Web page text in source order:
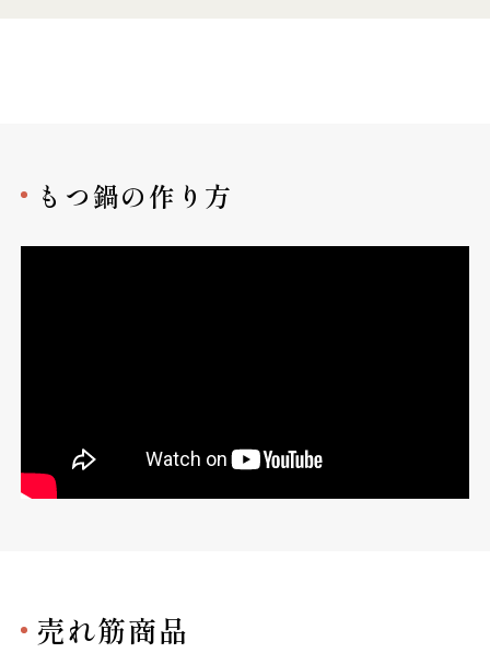
もつ鍋の作り方
売れ筋商品